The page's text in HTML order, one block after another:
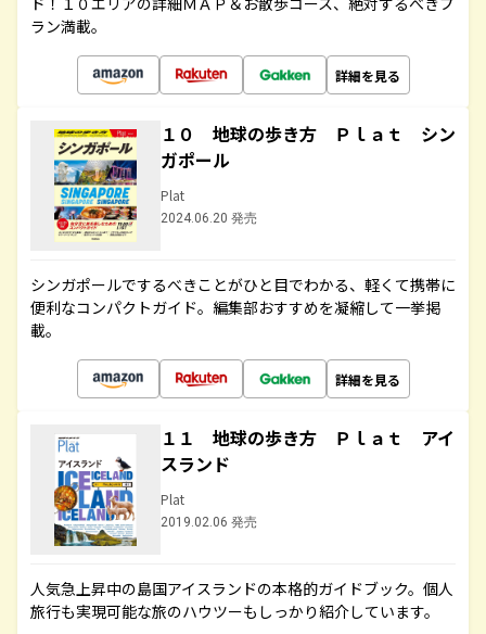
ラン満載。
詳細を見る
１０ 地球の歩き方 Ｐｌａｔ シン
ガポール
Plat
2024.06.20 発売
シンガポールでするべきことがひと目でわかる、軽くて携帯に
便利なコンパクトガイド。編集部おすすめを凝縮して一挙掲
載。
詳細を見る
１１ 地球の歩き方 Ｐｌａｔ アイ
スランド
Plat
2019.02.06 発売
人気急上昇中の島国アイスランドの本格的ガイドブック。個人
旅行も実現可能な旅のハウツーもしっかり紹介しています。